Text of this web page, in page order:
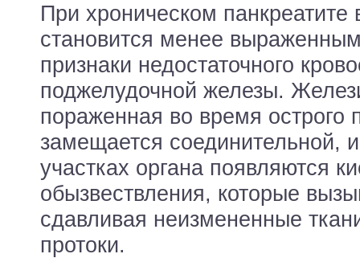
При хроническом панкреатите
становится менее
признаки недостаточного
поджелудочной железы.
пораженная во время острого
замещается соединительной,
участках органа появляются
обызвествления, которые
сдавливая неизмененные
протоки.